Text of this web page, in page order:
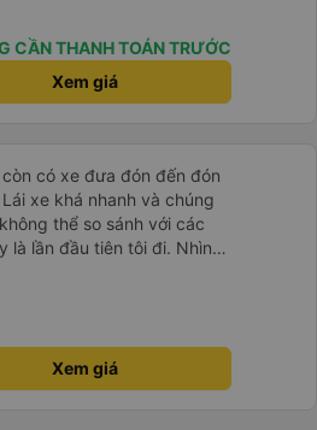
ngủ. Tôi rất vui vì đã đặt
GPS và biển số xe vì tôi
để tìm thấy nó, đây là vấn
tất cả các xe buýt đều có
CẦN THANH TOÁN TRƯỚC
Xem giá
có xe đưa đón đến đón
xe khá nhanh và chúng
thể so sánh với các
là lần đầu tiên tôi đi. Nhìn
Xem giá